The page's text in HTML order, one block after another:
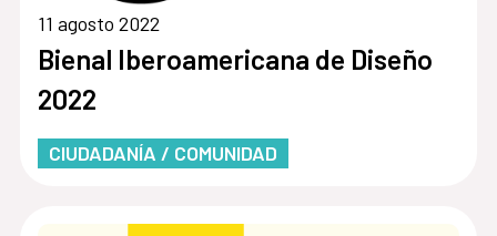
11 agosto 2022
Bienal Iberoamericana de Diseño
2022
CIUDADANÍA / COMUNIDAD